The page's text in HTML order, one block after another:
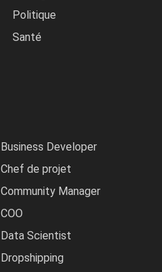
Politique
Santé
Business Developer
Chef de projet
Community Manager
COO
Data Scientist
Dropshipping